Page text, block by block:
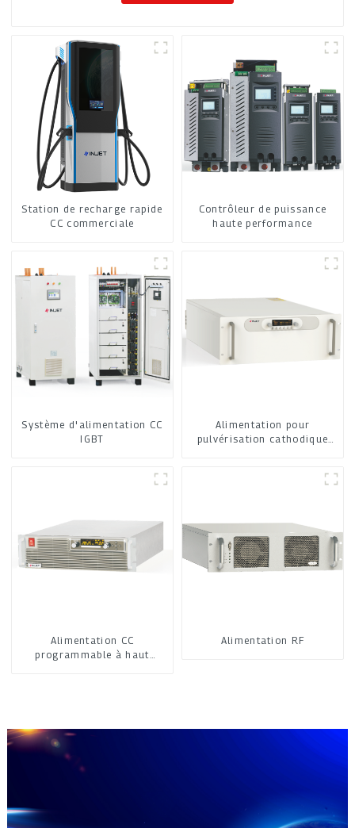
Station de recharge rapide
CC commerciale
Contrôleur de puissance
haute performance
Système d'alimentation CC
IGBT
Alimentation pour
pulvérisation cathodique
Alimentation CC
programmable à haut
Alimentation RF